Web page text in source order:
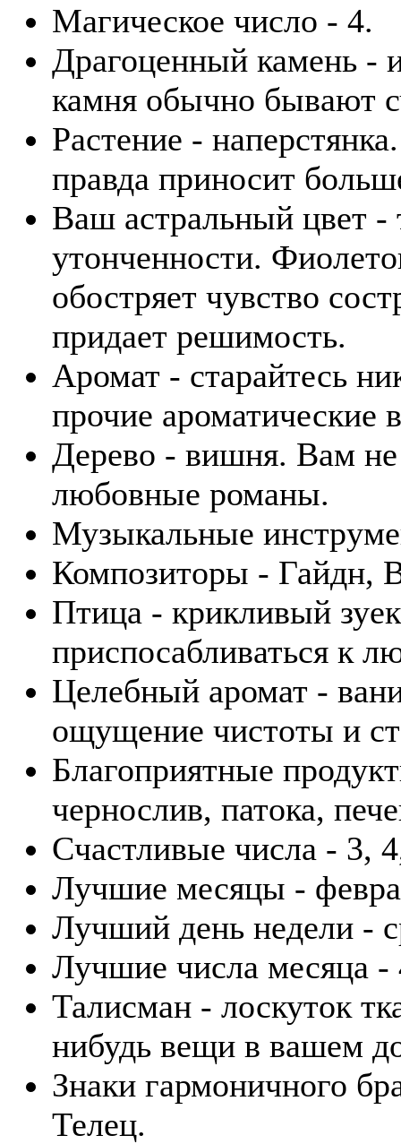
Магическое число - 4.
Драгоценный камень -
камня обычно бывают
Растение -
правда приносит
Ваш астральный цвет -
утонченности.
обостряет чувство
придает решимость.
Аромат - старайтесь
прочие ароматические
Дерево - вишня. Вам не
любовные романы.
Музыкальные
Композиторы - Гайдн,
Птица - крикливый
приспосабливаться к
Целебный аромат -
ощущение чистоты и
Благоприятные
чернослив, патока,
Счастливые числа - 3,
Лучшие месяцы -
Лучший день недели -
Лучшие числа месяца -
Талисман - лоскуток
нибудь вещи в вашем
Знаки гармоничного
Телец.